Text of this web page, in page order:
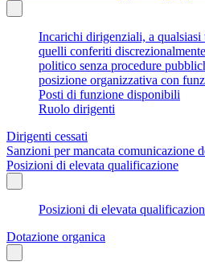
Incarichi dirigenziali, a
quelli conferiti
politico senza procedure
posizione organizzativa con
Posti di funzione disponibili
Ruolo dirigenti
Dirigenti cessati
Sanzioni per mancata comunicazione
Posizioni di elevata qualificazione
Posizioni di elevata
Dotazione organica